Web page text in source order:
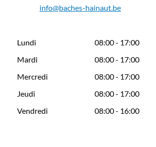
info@baches-hainaut.be
Lundi
08:00 - 17:00
Mardi
08:00 - 17:00
Mercredi
08:00 - 17:00
Jeudi
08:00 - 17:00
Vendredi
08:00 - 16:00